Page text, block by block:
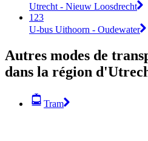
Utrecht - Nieuw Loosdrecht
123
U-bus Uithoorn - Oudewater
Autres modes de
dans la région
Tram